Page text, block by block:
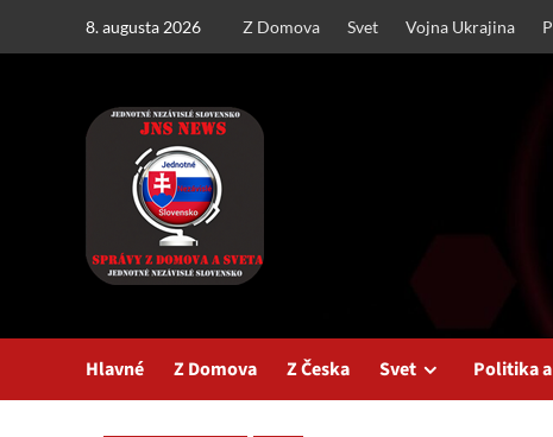
8. augusta 2026 Z Domova Svet Vojna Ukrajina
Hlavné Z Domova Z Česka Svet Politika